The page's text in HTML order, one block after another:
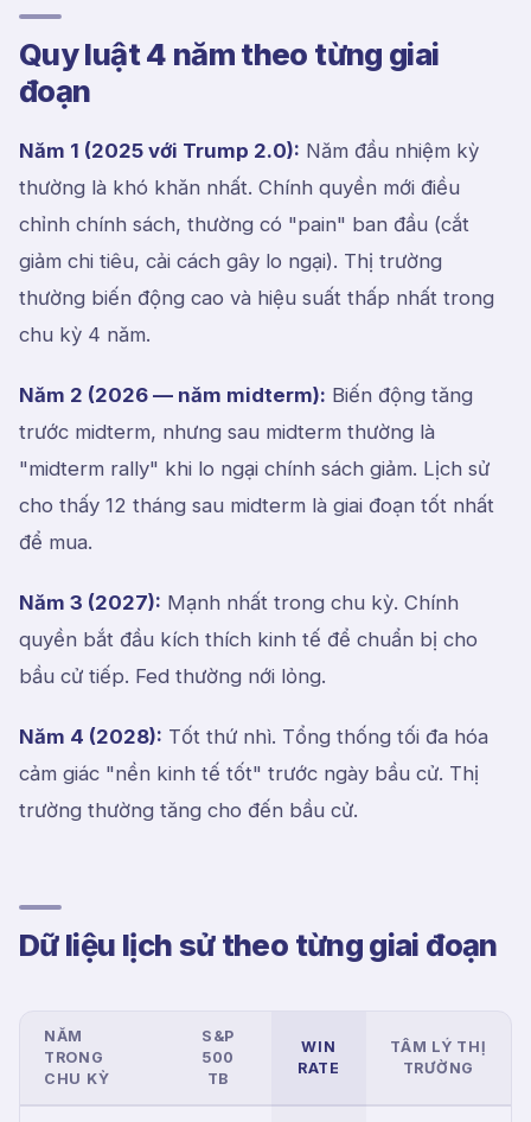
Quy luật 4 năm theo từng giai
đoạn
Năm 1 (2025 với Trump 2.0): Năm đầu nhiệm kỳ
thường là khó khăn nhất. Chính quyền mới điều
chỉnh chính sách, thường có "pain" ban đầu (cắt
giảm chi tiêu, cải cách gây lo ngại). Thị trường
thường biến động cao và hiệu suất thấp nhất trong
chu kỳ 4 năm.
Năm 2 (2026 — năm midterm): Biến động tăng
trước midterm, nhưng sau midterm thường là
"midterm rally" khi lo ngại chính sách giảm. Lịch sử
cho thấy 12 tháng sau midterm là giai đoạn tốt nhất
để mua.
Năm 3 (2027): Mạnh nhất trong chu kỳ. Chính
quyền bắt đầu kích thích kinh tế để chuẩn bị cho
bầu cử tiếp. Fed thường nới lỏng.
Năm 4 (2028): Tốt thứ nhì. Tổng thống tối đa hóa
cảm giác "nền kinh tế tốt" trước ngày bầu cử. Thị
trường thường tăng cho đến bầu cử.
Dữ liệu lịch sử theo từng giai đoạn
NĂM
TRONG
CHU KỲ
S&P
500
TB
WIN
RATE
TÂM LÝ THỊ
TRƯỜNG